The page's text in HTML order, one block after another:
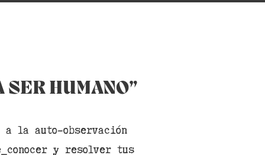
SER HUMANO”
a la auto-observación
y resolver tus